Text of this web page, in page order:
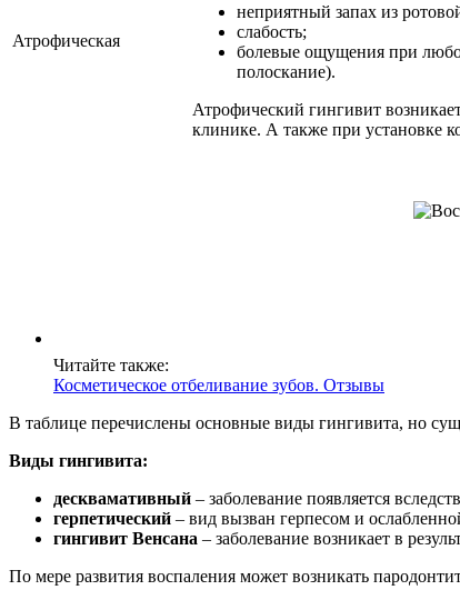
Атрофическая
неприятный запах из
слабость;
болевые ощущения при
полоскание).
Атрофический гингивит
клинике. А также при установке
Читайте также:
Косметическое отбеливание зубов. Отзывы
В таблице перечислены основные виды гингивита, но
Виды гингивита:
десквамативный – заболевание появляется
герпетический – вид вызван герпесом и
гингивит Венсана – заболевание возникает в
По мере развития воспаления может возникать